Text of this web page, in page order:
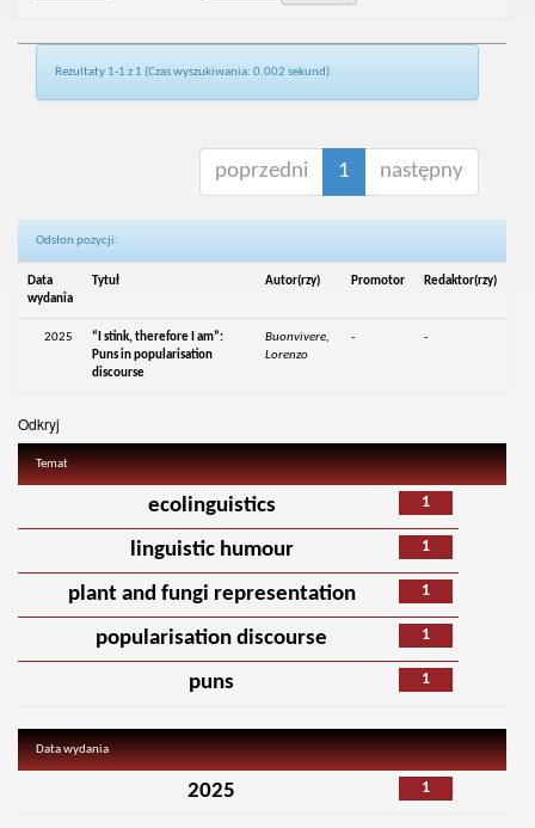
Rezultaty 1-1 z 1 (Czas wyszukiwania: 0.002 sekund).
poprzedni 1 następny
Odsłon pozycji:
Data
wydania
Tytuł Autor(rzy) Promotor Redaktor(rzy)
2025
“I stink, therefore I am”:
Puns in popularisation
discourse
Buonvivere,
Lorenzo
- -
Odkryj
Temat
1
ecolinguistics
1
linguistic humour
1
plant and fungi representation
1
popularisation discourse
1
puns
Data wydania
1
2025